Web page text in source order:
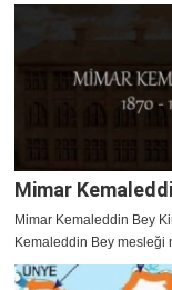
Mimar
Mimar Kemaleddin Bey
Kemaleddin Bey mesleği